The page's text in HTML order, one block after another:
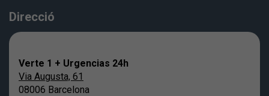
Direcció
Verte 1 + Urgencias 24h
Via Augusta, 61
08006 Barcelona